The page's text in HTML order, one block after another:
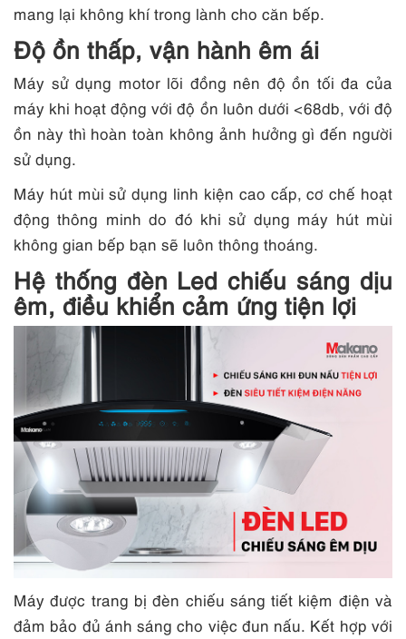
mang lại không khí trong lành cho căn bếp.
Độ ồn thấp, vận hành êm ái
Máy sử dụng motor lõi đồng nên độ ồn tối đa của
máy khi hoạt động với độ ồn luôn dưới <68db, với độ
ồn này thì hoàn toàn không ảnh hưởng gì đến người
sử dụng.
Máy hút mùi sử dụng linh kiện cao cấp, cơ chế hoạt
động thông minh do đó khi sử dụng máy hút mùi
không gian bếp bạn sẽ luôn thông thoáng.
Hệ thống đèn Led chiếu sáng dịu
êm, điều khiển cảm ứng tiện lợi
Máy được trang bị đèn chiếu sáng tiết kiệm điện và
đảm bảo đủ ánh sáng cho việc đun nấu. Kết hợp với